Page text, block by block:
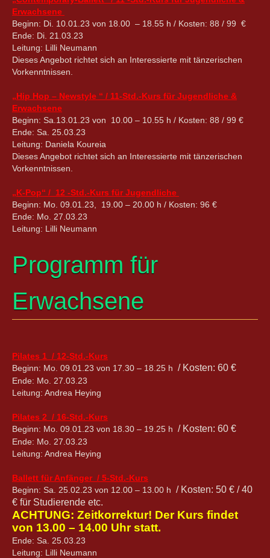
Erwachsene
Beginn: Di. 10.01.23 von 18.00 – 18.55 h / Kosten: 88 / 99 €
Ende: Di. 21.03.23
Leitung: Lilli Neumann
Dieses Angebot richtet sich an Interessierte mit tänzerischen
Vorkenntnissen.
„Hip Hop – Newstyle “ / 11-Std.-Kurs für Jugendliche &
Erwachsene
Beginn: Sa.13.01.23 von 10.00 – 10.55 h / Kosten: 88 / 99 €
Ende: Sa. 25.03.23
Leitung: Daniela Koureia
Dieses Angebot richtet sich an Interessierte mit tänzerischen
Vorkenntnissen.
„K-Pop“ / 12 -Std.-Kurs für Jugendliche
Beginn: Mo. 09.01.23, 19.00 – 20.00 h / Kosten: 96 €
Ende: Mo. 27.03.23
Leitung: Lilli Neumann
Programm für
Erwachsene
Pilates 1 / 12-Std.-Kurs
Beginn: Mo. 09.01.23 von 17.30 – 18.25 h / Kosten: 60 €
Ende: Mo. 27.03.23
Leitung: Andrea Heying
Pilates 2 / 16-Std.-Kurs
Beginn: Mo. 09.01.23 von 18.30 – 19.25 h / Kosten: 60 €
Ende: Mo. 27.03.23
Leitung: Andrea Heying
Ballett für Anfänger / 5-Std.-Kurs
Beginn: Sa. 25.02.23 von 12.00 – 13.00 h / Kosten: 50 € / 40
€ für Studierende etc.
ACHTUNG: Zeitkorrektur! Der Kurs findet
von 13.00 – 14.00 Uhr statt.
Ende: Sa. 25.03.23
Leitung: Lilli Neumann